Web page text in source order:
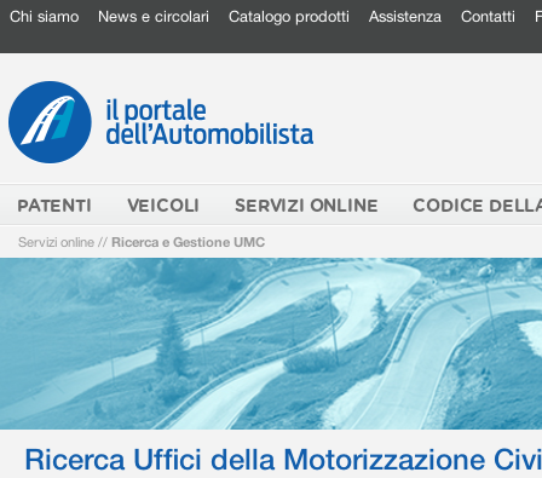
Chi siamo News e circolari Catalogo prodotti Assistenza Contatti
PATENTI VEICOLI SERVIZI ONLINE CODICE
Servizi online // Ricerca e Gestione UMC
Ricerca Uffici della Motorizzazione